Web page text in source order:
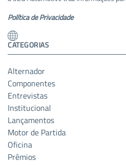
Política de Privacidade
CATEGORIAS
Alternador
Componentes
Entrevistas
Institucional
Lançamentos
Motor de Partida
Oficina
Prêmios